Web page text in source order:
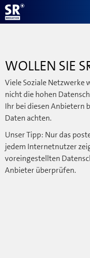
WOLLEN SIE
Viele Soziale Netzwerke
nicht die hohen
Ihr bei diesen Anbietern
Daten achten.
Unser Tipp: Nur das
jedem Internetnutzer
voreingestellten
Anbieter überprüfen.